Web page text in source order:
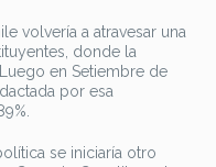
volvería a atravesar una
donde la
en Setiembre de
por esa
se iniciaría otro